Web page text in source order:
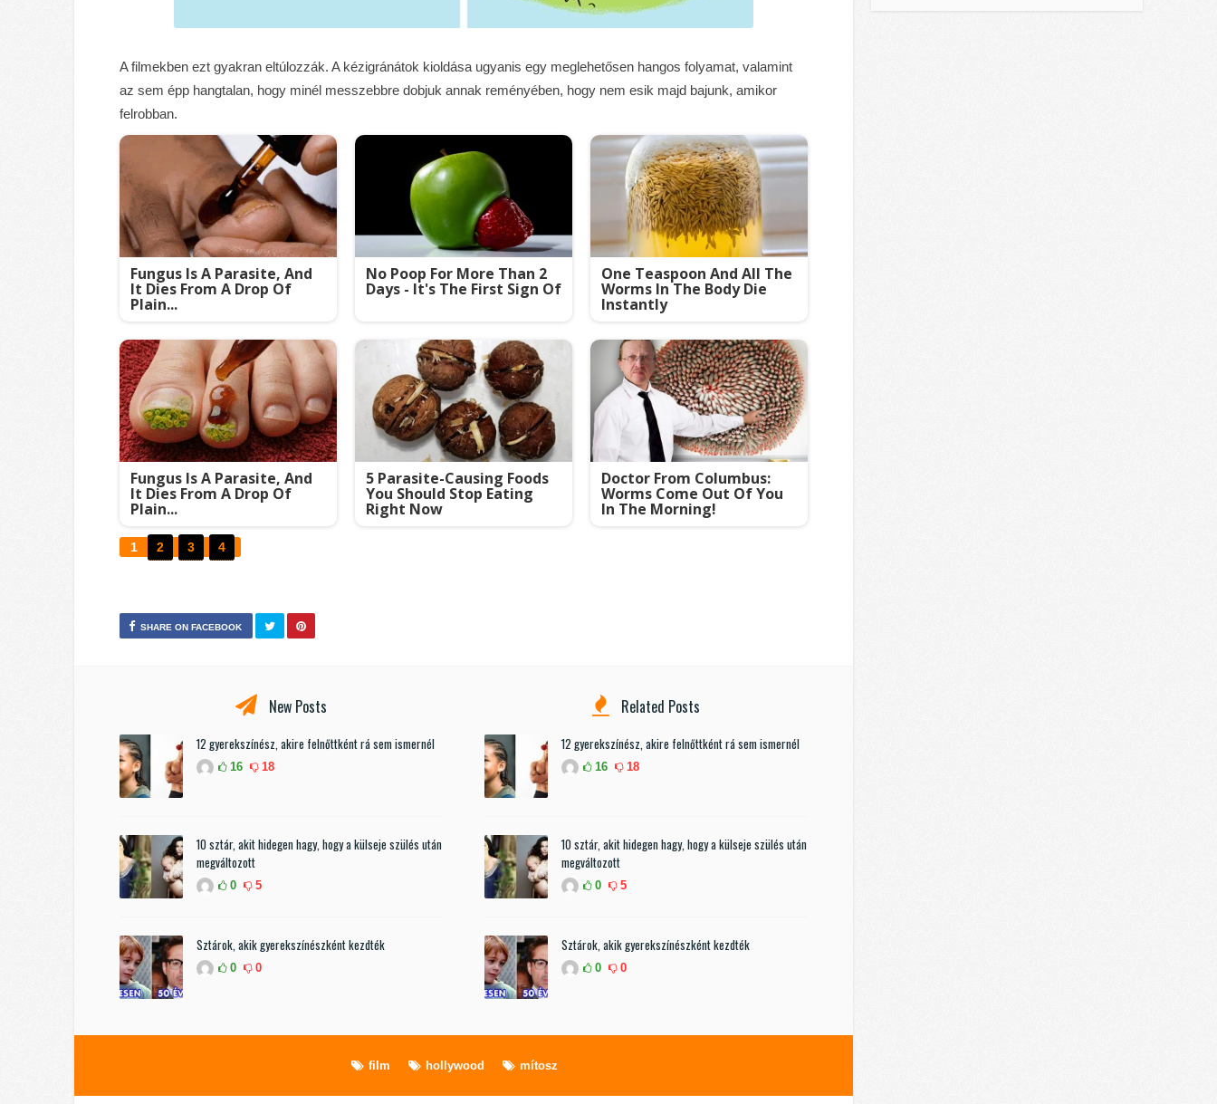
A filmekben ezt gyakran eltúlozzák. A kézigránátok kioldása ugyanis egy meglehetősen hangos folyamat, valamint
az sem épp hangtalan, hogy minél messzebbre dobjuk annak reményében, hogy nem esik majd bajunk, amikor
felrobban.
Fungus Is A Parasite, And
It Dies From A Drop Of
Plain...
No Poop For More Than 2
Days - It's The First Sign Of
One Teaspoon And All The
Worms In The Body Die
Instantly
Fungus Is A Parasite, And
It Dies From A Drop Of
Plain...
5 Parasite-Causing Foods
You Should Stop Eating
Right Now
Doctor From Columbus:
Worms Come Out Of You
In The Morning!
1 2 3 4
SHARE ON FACEBOOK
New Posts
12 gyerekszínész, akire felnőttként rá sem ismernél
16 18
10 sztár, akit hidegen hagy, hogy a külseje szülés után
megváltozott
0 5
Sztárok, akik gyerekszínészként kezdték
0 0
Related Posts
12 gyerekszínész, akire felnőttként rá sem ismernél
16 18
10 sztár, akit hidegen hagy, hogy a külseje szülés után
megváltozott
0 5
Sztárok, akik gyerekszínészként kezdték
0 0
film hollywood mítosz